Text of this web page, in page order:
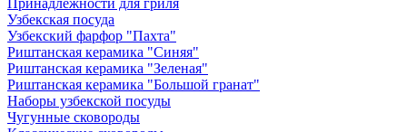
Принадлежности для гриля
Узбекская посуда
Узбекский фарфор "Пахта"
Риштанская керамика "Синяя"
Риштанская керамика "Зеленая"
Риштанская керамика "Большой гранат"
Наборы узбекской посуды
Чугунные сковороды